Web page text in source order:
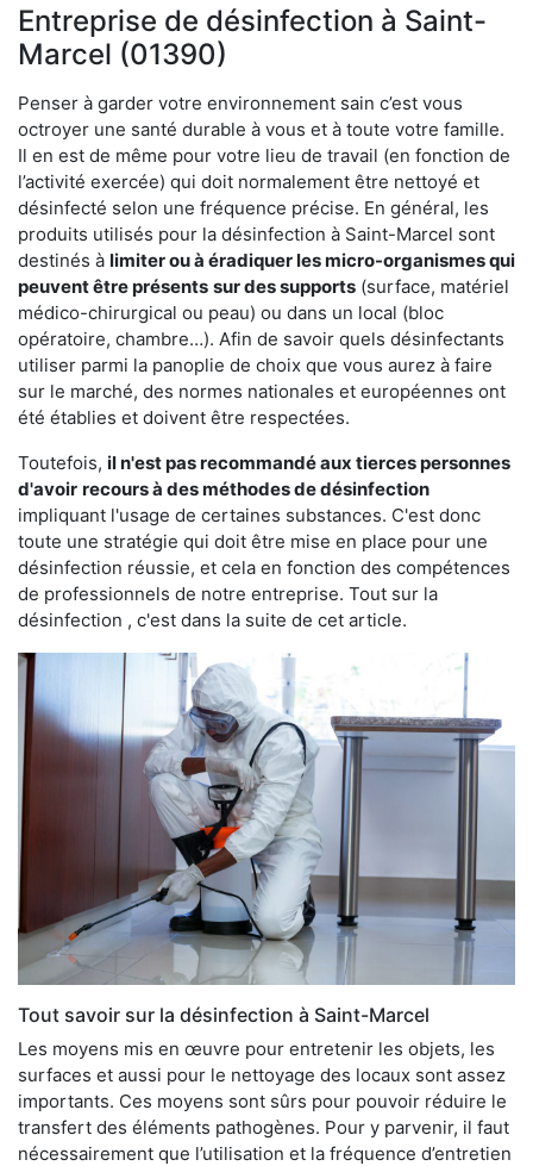
Entreprise de désinfection à Saint-
Marcel (01390)
Penser à garder votre environnement sain c’est vous
octroyer une santé durable à vous et à toute votre famille.
Il en est de même pour votre lieu de travail (en fonction de
l’activité exercée) qui doit normalement être nettoyé et
désinfecté selon une fréquence précise. En général, les
produits utilisés pour la désinfection à Saint-Marcel sont
destinés à limiter ou à éradiquer les micro-organismes qui
peuvent être présents sur des supports (surface, matériel
médico-chirurgical ou peau) ou dans un local (bloc
opératoire, chambre…). Afin de savoir quels désinfectants
utiliser parmi la panoplie de choix que vous aurez à faire
sur le marché, des normes nationales et européennes ont
été établies et doivent être respectées.
Toutefois, il n'est pas recommandé aux tierces personnes
d'avoir recours à des méthodes de désinfection
impliquant l'usage de certaines substances. C'est donc
toute une stratégie qui doit être mise en place pour une
désinfection réussie, et cela en fonction des compétences
de professionnels de notre entreprise. Tout sur la
désinfection , c'est dans la suite de cet article.
Tout savoir sur la désinfection à Saint-Marcel
Les moyens mis en œuvre pour entretenir les objets, les
surfaces et aussi pour le nettoyage des locaux sont assez
importants. Ces moyens sont sûrs pour pouvoir réduire le
transfert des éléments pathogènes. Pour y parvenir, il faut
nécessairement que l’utilisation et la fréquence d’entretien